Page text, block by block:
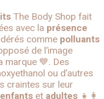
The Body Shop fait
avec la présence
comme polluants
de l’image
marque 💙. Des
ou d’autres
craintes sur leur
enfants et adultes 👧👩